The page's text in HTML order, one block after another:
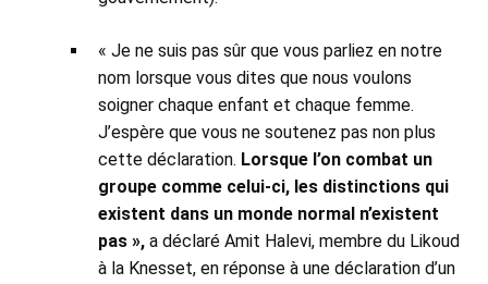
« Je ne suis pas sûr que vous parliez en notre
nom lorsque vous dites que nous voulons
soigner chaque enfant et chaque femme.
J’espère que vous ne soutenez pas non plus
cette déclaration. Lorsque l’on combat un
groupe comme celui-ci, les distinctions qui
existent dans un monde normal n’existent
pas », a déclaré Amit Halevi, membre du Likoud
à la Knesset, en réponse à une déclaration d’un